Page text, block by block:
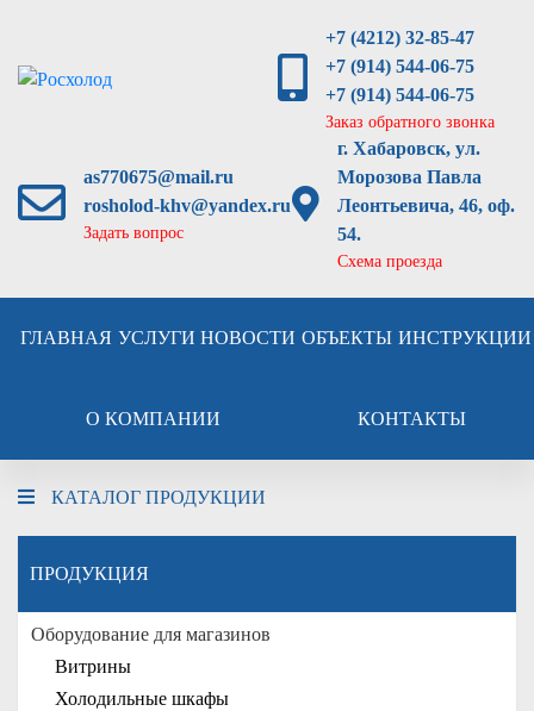
+7 (4212) 32-85-47
+7 (914) 544-06-75
+7 (914) 544-06-75
Заказ обратного звонка
as770675@mail.ru
rosholod-khv@yandex.ru
Задать вопрос
г. Хабаровск, ул.
Морозова Павла
Леонтьевича, 46, оф.
54.
Схема проезда
ГЛАВНАЯ УСЛУГИ НОВОСТИ ОБЪЕКТЫ ИНСТРУКЦИИ
О КОМПАНИИ КОНТАКТЫ
КАТАЛОГ ПРОДУКЦИИ
ПРОДУКЦИЯ
Оборудование для магазинов
Витрины
Холодильные шкафы